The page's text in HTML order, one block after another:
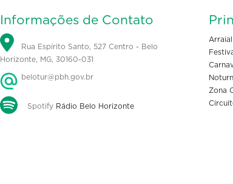
Informações de Contato
Rua Espírito Santo, 527 Centro - Belo
Horizonte, MG, 30160-031
belotur@pbh.gov.br
Spotify Rádio Belo Horizonte
Zona